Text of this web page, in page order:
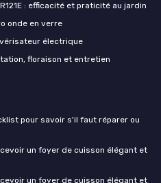
: efficacité et praticité au jardin
onde en verre
électrique
floraison et entretien
pour savoir s'il faut réparer ou
un foyer de cuisson élégant et
un foyer de cuisson élégant et